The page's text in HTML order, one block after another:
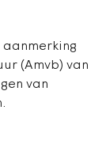
(Amvb) van
van